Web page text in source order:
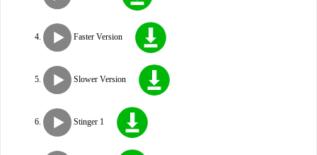
Faster Version
Slower Version
Stinger 1